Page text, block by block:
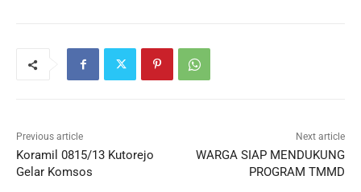
Previous article
Koramil 0815/13 Kutorejo
Gelar Komsos
Next article
WARGA SIAP MENDUKUNG
PROGRAM TMMD